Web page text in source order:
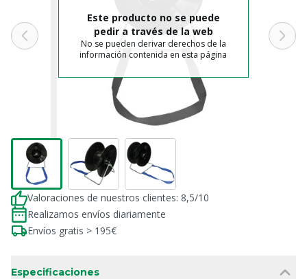
Este producto no se puede
pedir a través de la web
No se pueden derivar derechos de la
información contenida en esta página
Valoraciones de nuestros clientes: 8,5/10
Realizamos envíos diariamente
Envíos gratis > 195€
Especificaciones